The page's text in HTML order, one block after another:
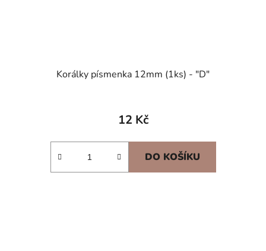
Korálky písmenka 12mm (1ks) - "D"
12 Kč
DO KOŠÍKU